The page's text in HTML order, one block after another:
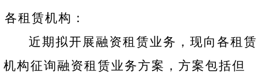
各租赁机构：
近期拟开展融资租赁业务，现向各租赁
机构征询融资租赁业务方案，方案包括但